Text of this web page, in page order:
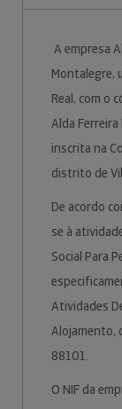
A empresa
Montalegre,
Real, com o
Alda
inscrita na
distrito de
De acordo
se à
Social Para
Atividades
Alojamento,
88101.
O NIF da